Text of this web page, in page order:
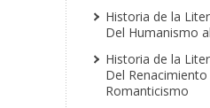
Historia de la
Del Humanismo
Historia de la
Del Renacimiento
Romanticismo